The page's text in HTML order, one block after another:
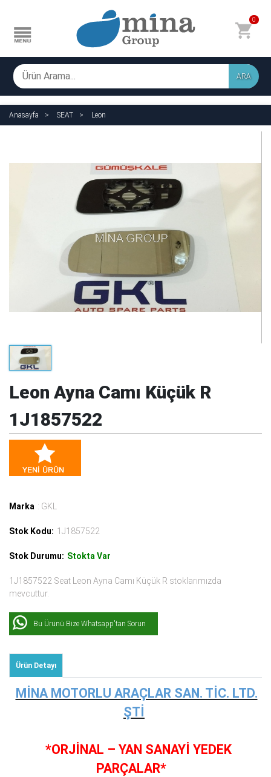
0
ARA
Anasayfa SEAT Leon
Leon Ayna Camı Küçük R
1J1857522
Marka : GKL
Stok Kodu: 1J1857522
Stok Durumu: Stokta Var
1J1857522 Seat Leon Ayna Camı Küçük R stoklarımızda
mevcuttur.
Bu Ürünü Bize Whatsapp'tan Sorun
Ürün Detayı
MİNA MOTORLU ARAÇLAR SAN. TİC. LTD.
ŞTİ
*ORJİNAL – YAN SANAYİ YEDEK
PARÇALAR*